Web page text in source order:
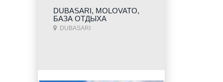
DUBASARI, MOLOVATO,
БАЗА ОТДЫХА
DUBASARI